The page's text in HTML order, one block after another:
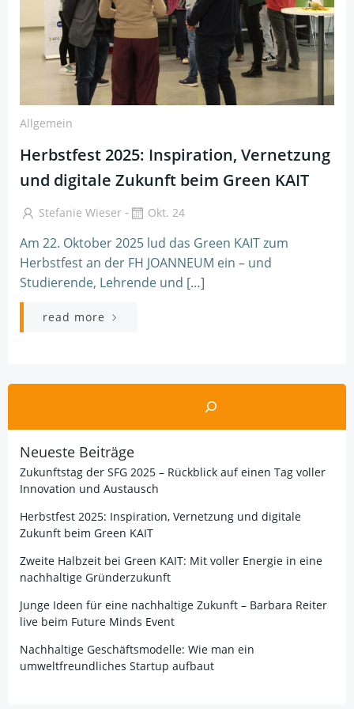
Allgemein
Herbstfest 2025: Inspiration, Vernetzung
und digitale Zukunft beim Green KAIT
Stefanie Wieser - Okt. 24
Am 22. Oktober 2025 lud das Green KAIT zum
Herbstfest an der FH JOANNEUM ein – und
Studierende, Lehrende und […]
read more
Suchen
Neueste Beiträge
Zukunftstag der SFG 2025 – Rückblick auf einen Tag voller
Innovation und Austausch
Herbstfest 2025: Inspiration, Vernetzung und digitale
Zukunft beim Green KAIT
Zweite Halbzeit bei Green KAIT: Mit voller Energie in eine
nachhaltige Gründerzukunft
Junge Ideen für eine nachhaltige Zukunft – Barbara Reiter
live beim Future Minds Event
Nachhaltige Geschäftsmodelle: Wie man ein
umweltfreundliches Startup aufbaut